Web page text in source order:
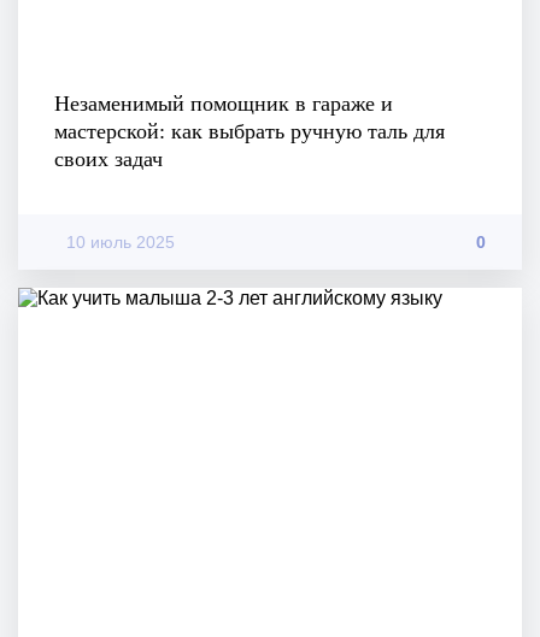
Незаменимый помощник в гараже и
мастерской: как выбрать ручную таль для
своих задач
10 июль 2025 0